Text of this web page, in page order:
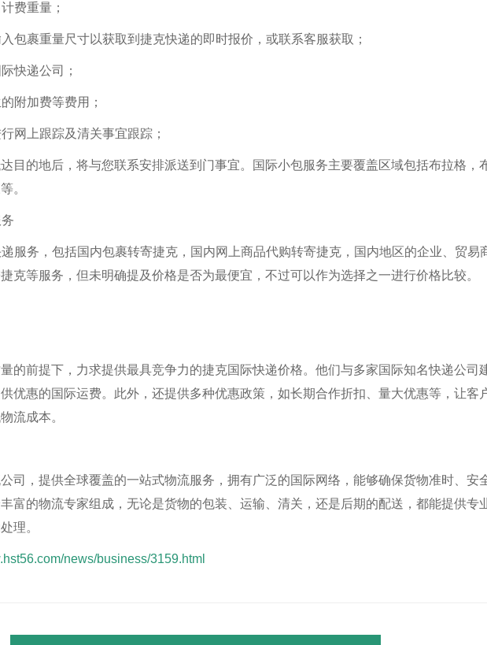
费重量；
包裹重量尺寸以获取到捷克快递的即时报价，或联系客服获取；
快递公司；
附加费等费用；
网上跟踪及清关事宜跟踪；
目的地后，将与您联系安排派送到门事宜。国际小包服务主要覆盖区域包括布拉格，
。
服务，包括国内包裹转寄捷克，国内网上商品代购转寄捷克，国内地区的企业、贸易
克等服务，但未明确提及价格是否为最便宜，不过可以作为选择之一进行价格比较。
的前提下，力求提供最具竞争力的捷克国际快递价格。他们与多家国际知名快递公司
优惠的国际运费。此外，还提供多种优惠政策，如长期合作折扣、量大优惠等，让客
流成本。
司，提供全球覆盖的一站式物流服务，拥有广泛的国际网络，能够确保货物准时、安
富的物流专家组成，无论是货物的包装、运输、清关，还是后期的配送，都能提供专
理。
news/business/3159.html